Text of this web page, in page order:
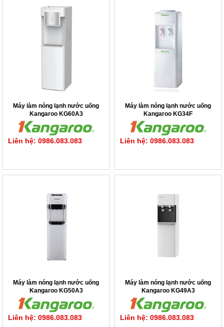
Máy làm nóng lạnh nước uống
Kangaroo KG60A3
Liên hệ: 0986.083.083
Máy làm nóng lạnh nước uống
Kangaroo KG34F
Liên hệ: 0986.083.083
Máy làm nóng lạnh nước uống
Kangaroo KG50A3
Liên hệ: 0986.083.083
Máy làm nóng lạnh nước uống
Kangaroo KG49A3
Liên hệ: 0986.083.083